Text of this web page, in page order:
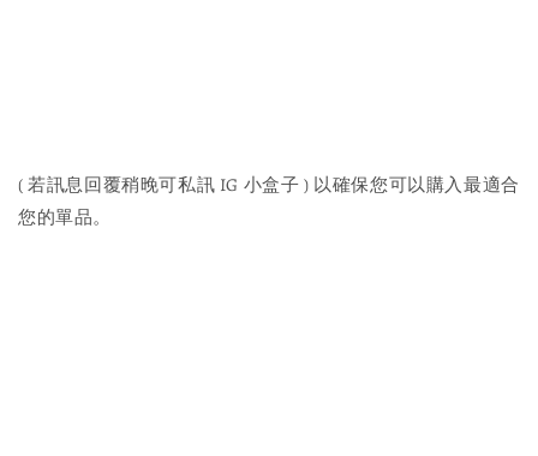
( 若訊息回覆稍晚可私訊 IG 小盒子 ) 以確保您可以購入最適合
您的單品。